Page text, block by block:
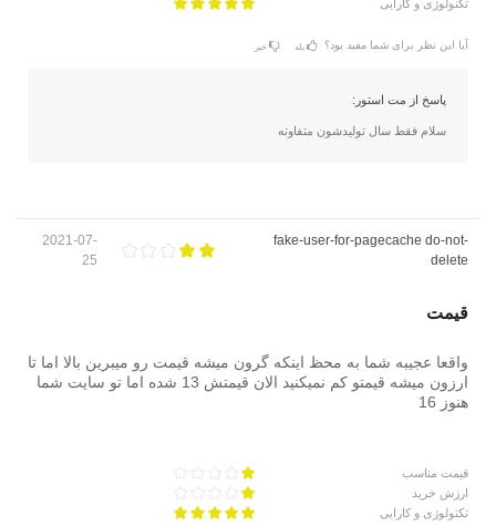
تکنولوژی و کارایی
آیا این نظر برای شما مفید بود؟ بله خیر
پاسخ از مت استور:
سلام فقط سال تولیدشون متفاوته
fake-user-for-pagecache do-not-
delete
2021-07-
25
قیمت
واقعا عجیبه شما به محظ اینکه گرون میشه قیمت رو میبرین بالا اما تا
ارزون میشه قیمتو کم نمیکنید الان قیمتش 13 شده اما تو سایت شما
هنوز 16
قیمت مناسب
ارزش خرید
تکنولوژی و کارایی